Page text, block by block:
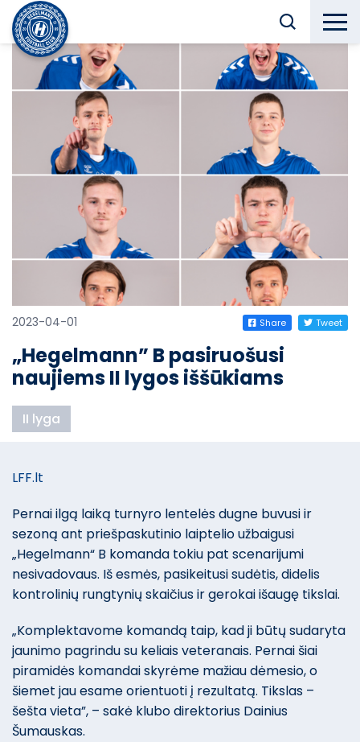
2023-04-01 Share Tweet
„Hegelmann” B pasiruošusi
naujiems II lygos iššūkiams
II lyga
LFF.lt
Pernai ilgą laiką turnyro lentelės dugne buvusi ir
sezoną ant priešpaskutinio laiptelio užbaigusi
„Hegelmann“ B komanda tokiu pat scenarijumi
nesivadovaus. Iš esmės, pasikeitusi sudėtis, didelis
kontrolinių rungtynių skaičius ir gerokai išaugę tikslai.
„Komplektavome komandą taip, kad ji būtų sudaryta
jaunimo pagrindu su keliais veteranais. Pernai šiai
piramidės komandai skyrėme mažiau dėmesio, o
šiemet jau esame orientuoti į rezultatą. Tikslas –
šešta vieta”, – sakė klubo direktorius Dainius
Šumauskas.